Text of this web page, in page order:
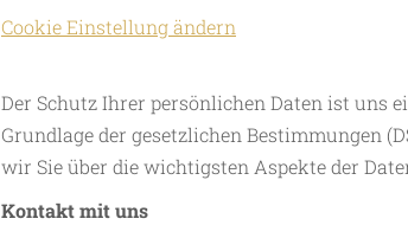
Cookie Einstellung ändern
Der Schutz Ihrer persönlichen Daten ist uns
Grundlage der gesetzlichen Bestimmungen
wir Sie über die wichtigsten Aspekte der
Kontakt mit uns